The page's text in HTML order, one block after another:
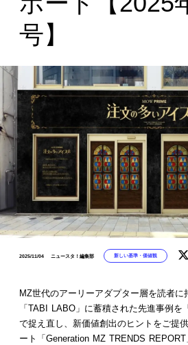
号】
2025/11/04 ニュースタ！編集部 新しい基準・価値観
MZ世代のアーリーアダプター層を読者に
「TABI LABO」に蓄積された先進事例を
で捉え直し、新価値創出のヒントをご提
ート「Generation MZ TRENDS